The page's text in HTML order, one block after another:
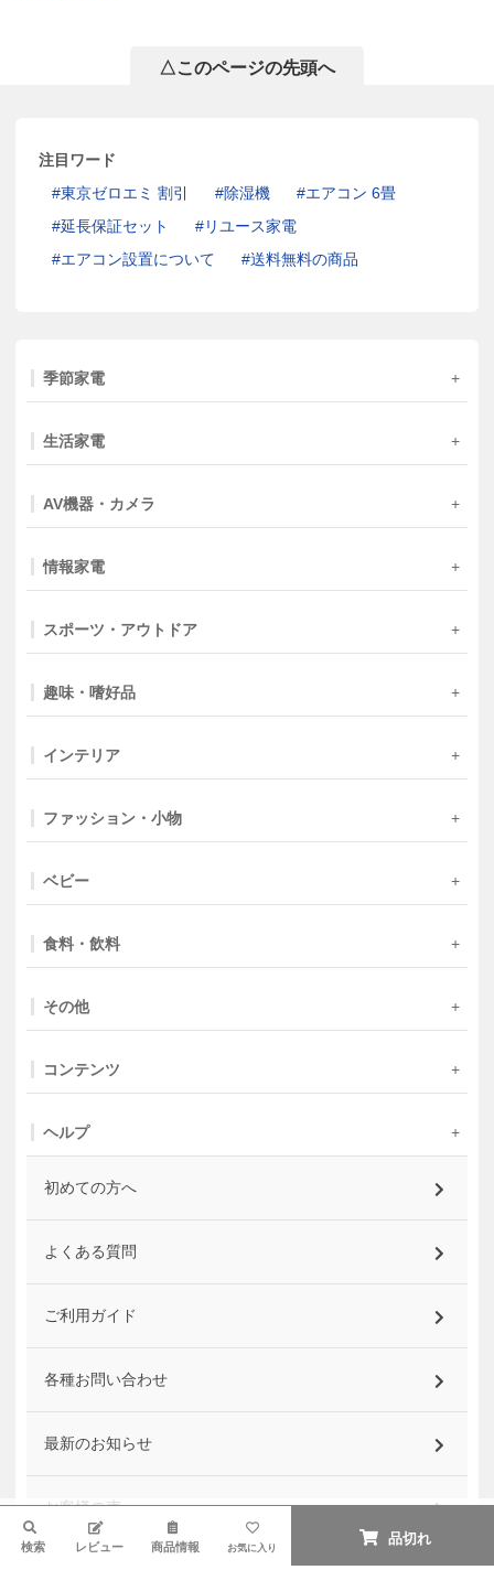
△このページの先頭へ
注目ワード
東京ゼロエミ 割引
除湿機
エアコン 6畳
延長保証セット
リユース家電
エアコン設置について
送料無料の商品
季節家電
生活家電
AV機器・カメラ
情報家電
スポーツ・アウトドア
趣味・嗜好品
インテリア
ファッション・小物
ベビー
食料・飲料
その他
コンテンツ
ヘルプ
初めての方へ
よくある質問
ご利用ガイド
各種お問い合わせ
最新のお知らせ
お客様の声
検索 レビュー 商品情報 お気に入り
品切れ